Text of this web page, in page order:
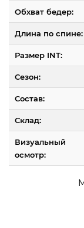
Обхват бедер:
Длина по спине:
Размер INT:
Сезон:
Состав:
Склад:
Визуальный
осмотр: